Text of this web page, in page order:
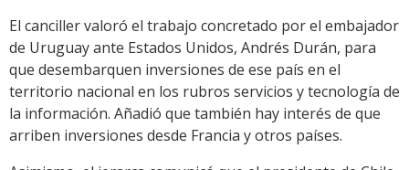
El canciller valoró el trabajo concretado por el embajador
de Uruguay ante Estados Unidos, Andrés Durán, para
que desembarquen inversiones de ese país en el
territorio nacional en los rubros servicios y tecnología de
la información. Añadió que también hay interés de que
arriben inversiones desde Francia y otros países.